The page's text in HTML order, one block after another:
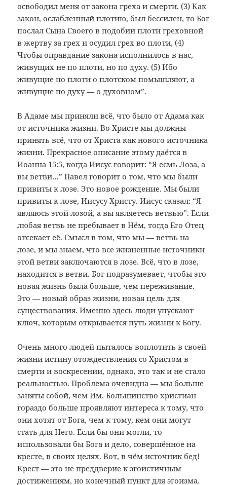
освободил меня от закона греха и смерти. (3) Как
закон, ослабленный плотию, был бессилен, то Бог
послал Сына Своего в подобии плоти греховной
в жертву за грех и осудил грех во плоти, (4)
Чтобы оправдание закона исполнилось в нас,
живущих не по плоти, но по духу. (5) Ибо
живущие по плоти о плотском помышляют, а
живущие по духу — о духовном”.
В Адаме мы приняли всё, что было от Адама как
от источника жизни. Во Христе мы должны
принять всё, что от Христа как нового источника
жизни. Прекрасное описание этому даётся в
Иоанна 15:5, когда Иисус говорит: “Я есмь Лоза, а
вы ветви…” Павел говорит о том, что мы были
привиты к лозе. Это новое рождение. Мы были
привиты к лозе, Иисусу Христу. Иисус сказал: “Я
являюсь этой лозой, а вы являетесь ветвью”. Если
любая ветвь не пребывает в Нём, тогда Его Отец
отсекает её. Смысл в том, что мы — ветвь на
лозе, и мы знаем, что все жизненные источники
этой ветви заключаются в лозе. Всё, что в лозе,
находится в ветви. Бог подразумевает, чтобы это
новая жизнь была больше, чем переживание.
Это — новый образ жизни, новая цель для
существования. Именно здесь люди упускают
ключ, которым открывается путь жизни к Богу.
Очень много людей пыталось воплотить в своей
жизни истину отождествления со Христом в
смерти и воскресении, однако, это так и не стало
реальностью. Проблема очевидна — мы больше
заняты собой, чем Им. Большинство христиан
гораздо больше проявляют интереса к тому, что
они хотят от Бога, чем к тому, кем они могут
стать для Него. Если бы они могли, то
использовали бы Бога и дело, совершённое на
кресте, в своих целях. Вот, в чём источник бед!
Крест — это не преддверие к эгоистичным
достижениям, но конечный пункт для эгоизма.